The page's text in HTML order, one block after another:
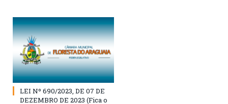
LEI Nº 690/2023, DE 07 DE
DEZEMBRO DE 2023 (Fica o